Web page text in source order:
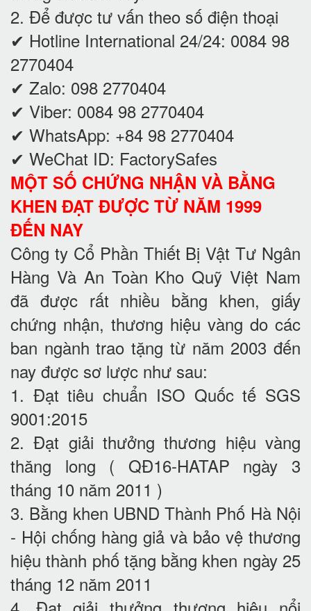
2. Để được tư vấn theo số điện thoại
✔ Hotline International 24/24: 0084 98
2770404
✔ Zalo: 098 2770404
✔ Viber: 0084 98 2770404
✔ WhatsApp: +84 98 2770404
✔ WeChat ID: FactorySafes
MỘT SỐ CHỨNG NHẬN VÀ BẰNG
KHEN ĐẠT ĐƯỢC TỪ NĂM 1999
ĐẾN NAY
Công ty Cổ Phần Thiết Bị Vật Tư Ngân
Hàng Và An Toàn Kho Quỹ Việt Nam
đã được rất nhiều bằng khen, giấy
chứng nhận, thương hiệu vàng do các
ban ngành trao tặng từ năm 2003 đến
nay được sơ lược như sau:
1. Đạt tiêu chuẩn ISO Quốc tế SGS
9001:2015
2. Đạt giải thưởng thương hiệu vàng
thăng long ( QĐ16-HATAP ngày 3
tháng 10 năm 2011 )
3. Bằng khen UBND Thành Phố Hà Nội
- Hội chống hàng giả và bảo vệ thương
hiệu thành phố tặng bằng khen ngày 25
tháng 12 năm 2011